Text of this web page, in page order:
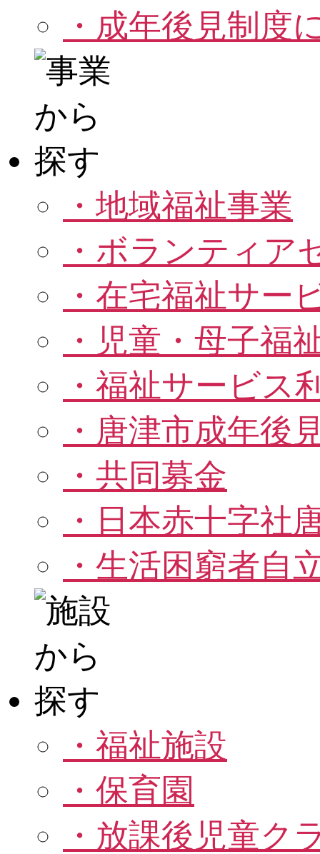
・成年後見制度
・地域福祉事業
・ボランティア
・在宅福祉サー
・児童・母子福
・福祉サービス
・唐津市成年後
・共同募金
・日本赤十字社
・生活困窮者自
・福祉施設
・保育園
・放課後児童ク